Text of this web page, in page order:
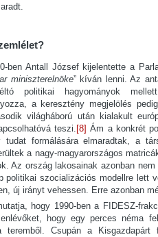
ben Antall József kijelentette a
miniszterelnöke” kíván lenni. Az
politikai hagyományok
a keresztény megjelölés
világháború után kialakult
teszi.[8] Ám a konkrét
formálására elmaradtak, a
a nagy-magyarországos
Az ország lakosainak azonban
politikai szocializációs modellre lett
új irányt vehessen. Erre azonban
hogy 1990-ben a FIDESZ-
hogy egy perces néma
Csupán a Kisgazdapárt